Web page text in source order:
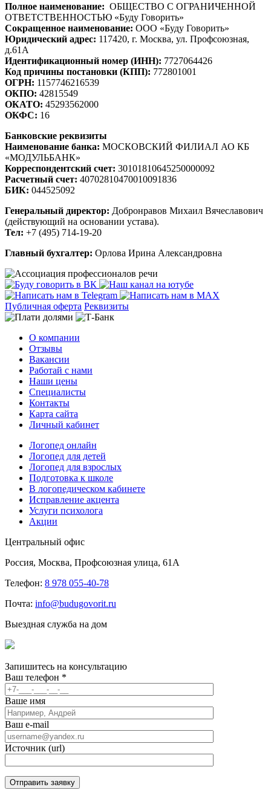
Полное наименование: ОБЩЕСТВО С ОГРАНИЧЕННОЙ
ОТВЕТСТВЕННОСТЬЮ «Буду Говорить»
Сокращенное наименование: ООО «Буду Говорить»
Юридический адрес: 117420, г. Москва, ул. Профсоюзная,
д.61А
Идентификационный номер (ИНН): 7727064426
Код причины постановки (КПП): 772801001
ОГРН: 1157746216539
ОКПО: 42815549
ОКАТО: 45293562000
ОКФС: 16
Банковские реквизиты
Наименование банка: МОСКОВСКИЙ ФИЛИАЛ АО КБ
«МОДУЛЬБАНК»
Корреспондентский счет: 30101810645250000092
Расчетный счет: 40702810470010091836
БИК: 044525092
Генеральный директор: Добронравов Михаил Вячеславович
(действующий на основании устава).
Тел: +7 (495) 714-19-20
Главный бухгалтер: Орлова Ирина Александровна
Публичная оферта Реквизиты
О компании
Отзывы
Вакансии
Работай с нами
Наши цены
Специалисты
Контакты
Карта сайта
Личный кабинет
Логопед онлайн
Логопед для детей
Логопед для взрослых
Подготовка к школе
В логопедическом кабинете
Исправление акцента
Услуги психолога
Акции
Центральный офис
Россия, Москва, Профсоюзная улица, 61А
Телефон: 8 978 055-40-78
Почта: info@budugovorit.ru
Выездная служба на дом
Запишитесь на консультацию
Ваш телефон *
Ваше имя
Ваш e-mail
Источник (url)